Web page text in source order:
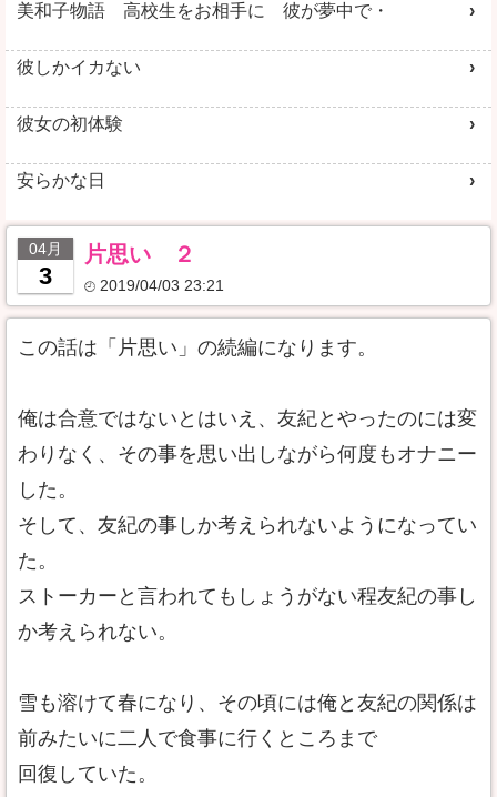
美和子物語 高校生をお相手に 彼が夢中で・
彼しかイカない
彼女の初体験
安らかな日
04月
3
片思い ２
2019/04/03 23:21
この話は「片思い」の続編になります。
俺は合意ではないとはいえ、友紀とやったのには変
わりなく、その事を思い出しながら何度もオナニー
した。
そして、友紀の事しか考えられないようになってい
た。
ストーカーと言われてもしょうがない程友紀の事し
か考えられない。
雪も溶けて春になり、その頃には俺と友紀の関係は
前みたいに二人で食事に行くところまで
回復していた。